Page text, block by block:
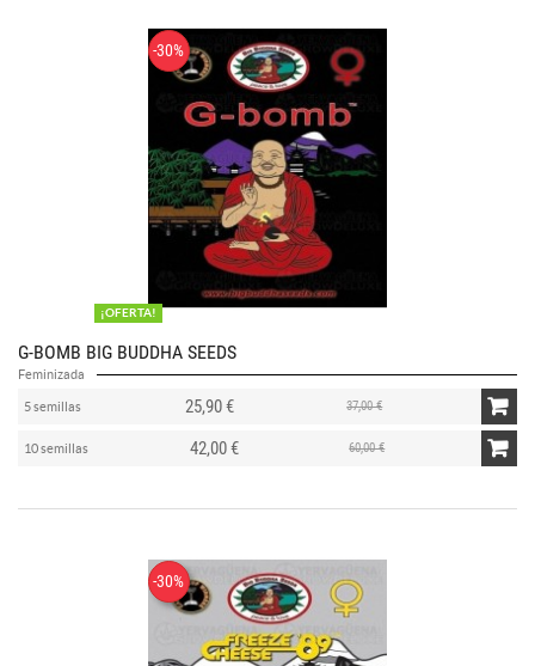
-30%
¡OFERTA!
G-BOMB BIG BUDDHA SEEDS
Feminizada
5 semillas 25,90 € 37,00 €
10 semillas 42,00 € 60,00 €
-30%